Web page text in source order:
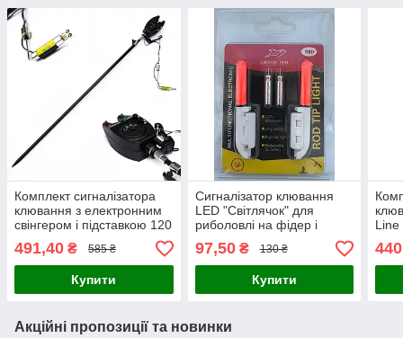
Комплект сигналізатора
клювання з електронним
свінгером і підставкою 120
см Rumpol 32009 для
риболовлі
491,40 ₴ 585 ₴
Купити
Сигналізатор клювання
LED "Світлячок" для
риболовлі на фідер і
донку
97,50₴ 130 ₴
Купити
Line
440
Акційні пропозиції та новинки